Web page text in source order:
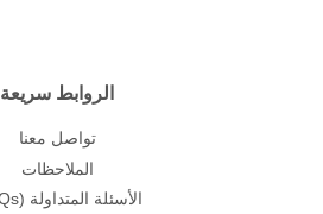
الروابط سريعة
تواصل معنا
الملاحظات
(FAQs) الأسئلة المتداولة